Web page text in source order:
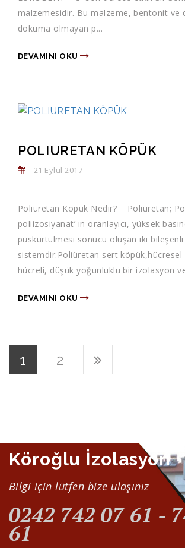
malzemesidir. Bu malzeme, bentonit ve
dokuma olmayan p...
DEVAMINI OKU
POLIURETAN KÖPÜK
21 Eylül 2017
Poliüretan Köpük Nedir? Poliüretan;
poliizosiyanat’ ın oranlayıcı, yüksek
püskürtülmesi sonucu oluşan iki
sistemdir.Poliüretan sert köpük,hücresel
hücreli, düşük yoğunluklu bir izolasyon
DEVAMINI OKU
1 2
Köroğlu İzolasyon
Bilgi için lütfen bize ulaşınız
0242 742 07 61 -
61